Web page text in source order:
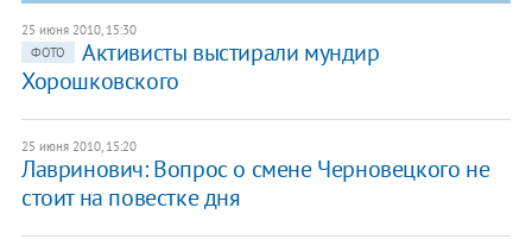
25 июня 2010, 15:30
ФОТО
Активисты выстирали мундир
Хорошковского
25 июня 2010, 15:20
Лавринович: Вопрос о смене Черновецкого не
стоит на повестке дня